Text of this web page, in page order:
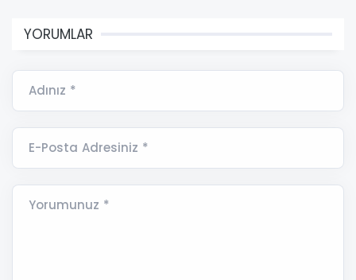
YORUMLAR
Adınız *
E-Posta Adresiniz *
Yorumunuz *